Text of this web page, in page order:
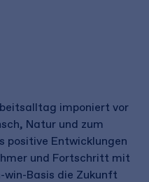
imponiert vor
Natur und zum
positive Entwicklungen
und Fortschritt mit
Basis die Zukunft